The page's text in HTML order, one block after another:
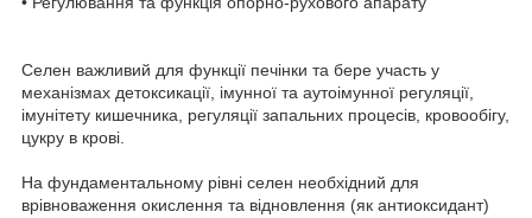
Селен важливий для функції печінки та бере участь у
механізмах детоксикації, імунної та аутоімунної регуляції,
імунітету кишечника, регуляції запальних процесів, кровообігу,
цукру в крові.
На фундаментальному рівні селен необхідний для
врівноваження окислення та відновлення (як антиоксидант)